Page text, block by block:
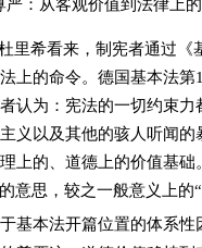
严：从客观价值到法律上
里希看来，制宪者通过《
上的命令。德国基本法第1
认为：宪法的一切约束
义以及其他的骇人听闻
上的、道德上的价值基
意思，较之一般意义上
基本法开篇位置的体系